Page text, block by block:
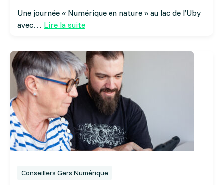
Une journée « Numérique en nature » au lac de l’Uby
avec… Lire la suite
Conseillers Gers Numérique